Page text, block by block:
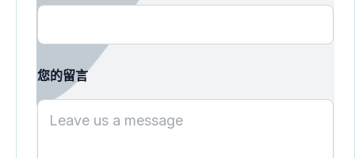
您的留言